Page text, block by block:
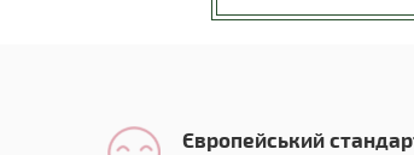
Європейський